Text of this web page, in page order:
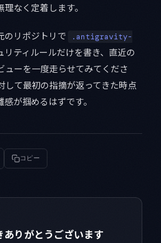
なく定着します。
のリポジトリで
.antigravity-
リティルールだけを書き、直近の
ューを一度走らせてみてくださ
して最初の指摘が返ってきた時点
が掴めるはずです。
コピー
ありがとうございます